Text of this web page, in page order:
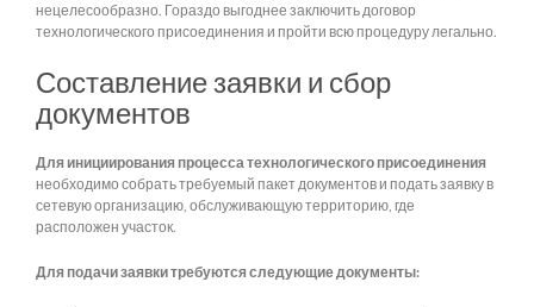
нецелесообразно. Гораздо выгоднее заключить договор
технологического присоединения и пройти всю процедуру легально.
Составление заявки и сбор
документов
Для инициирования процесса технологического присоединения
необходимо собрать требуемый пакет документов и подать заявку в
сетевую организацию, обслуживающую территорию, где
расположен участок.
Для подачи заявки требуются следующие документы: